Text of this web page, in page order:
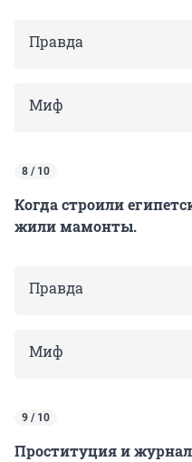
Правда
Миф
8 / 10
Когда строили
жили мамонты.
Правда
Миф
9 / 10
Проституция и